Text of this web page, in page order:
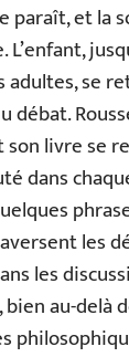
paraît, et la
L’enfant,
adultes, se
débat.
son livre se
dans
les
les
bien au-delà